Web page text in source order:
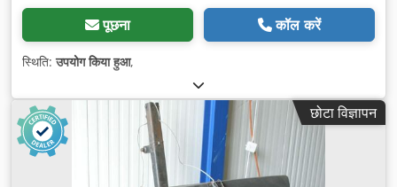
पूछना कॉल करें
स्थिति:उपयोग किया हुआ,
छोटा विज्ञापन